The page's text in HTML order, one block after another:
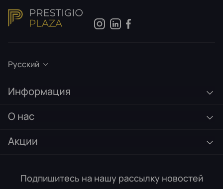
Русский
Информация
О нас
Акции
Подпишитесь на нашу рассылку новостей